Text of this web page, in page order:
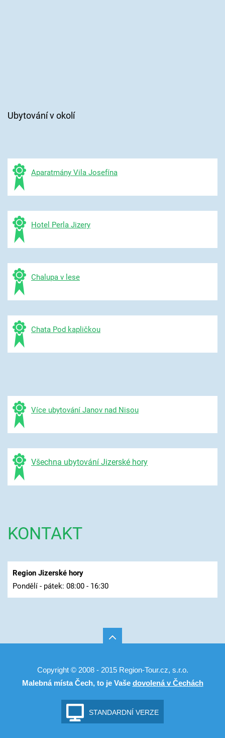
Ubytování v okolí
Aparatmány Vila Josefína
Hotel Perla Jizery
Chalupa v lese
Chata Pod kapličkou
Více ubytování Janov nad Nisou
Všechna ubytování Jizerské hory
KONTAKT
Region Jizerské hory
Pondělí - pátek: 08:00 - 16:30
Copyright © 2008 - 2015 Region-Tour.cz, s.r.o.
Malebná místa Čech, to je Vaše dovolená v Čechách
STANDARDNÍ VERZE